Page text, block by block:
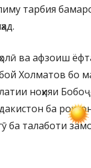
тарбия
ва афзоиш
Холматов бо
ноҳияи
ба роҳ
ба талаботи